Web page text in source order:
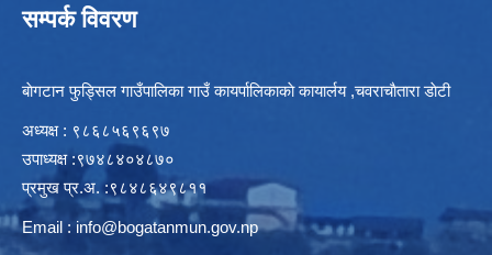
सम्पर्क विवरण
बाेगटान फुड्सिल गाउँपालिका गाउँ कायर्पालिकाकाे कायार्लय ,चवराचाैतारा डाेटी
अध्यक्ष : ९८६८५६९६९७
उपाध्यक्ष :९७४८४०४८७०
प्रमुख प्र.अ. :९८४८६४९८११
Email : info@bogatanmun.gov.np